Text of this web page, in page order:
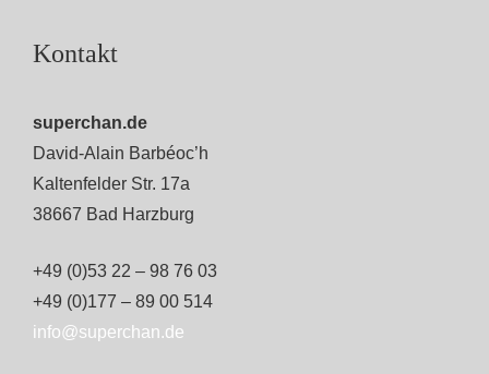
Kontakt
superchan.de
David-Alain Barbéoc’h
Kaltenfelder Str. 17a
38667 Bad Harzburg
+49 (0)53 22 – 98 76 03
+49 (0)177 – 89 00 514
info@superchan.de